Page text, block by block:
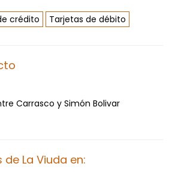
crédito Tarjetas de débito
Carrasco y Simón Bolivar
La Viuda en: